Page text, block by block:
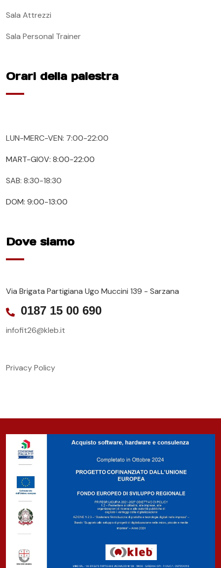
Sala Attrezzi
Sala Personal Trainer
Orari della palestra
LUN-MERC-VEN: 7:00-22:00
MART-GIOV: 8:00-22:00
SAB: 8:30-18:30
DOM: 9:00-13:00
Dove siamo
Via Brigata Partigiana Ugo Muccini 139 - Sarzana
0187 15 00 690
infofit26@kleb.it
Privacy Policy